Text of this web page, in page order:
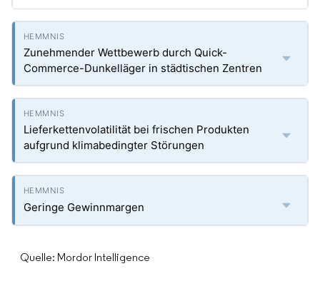
Zunehmender Wettbewerb durch Quick-
Commerce-Dunkelläger in städtischen Zentren
Lieferkettenvolatilität bei frischen Produkten
aufgrund klimabedingter Störungen
Geringe Gewinnmargen
Quelle: Mordor Intelligence